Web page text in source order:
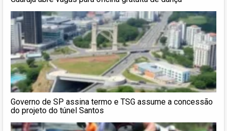
Governo de SP assina termo e TSG assume a concessão
do projeto do túnel Santos